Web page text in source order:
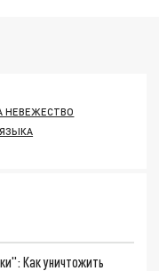
НЕВЕЖЕСТВО
Как уничтожить